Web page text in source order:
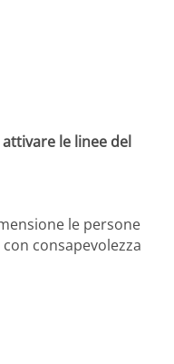
le linee del
le persone
consapevolezza